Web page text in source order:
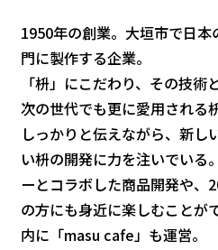
1950年の創業。大垣市で日
門に製作する企業。
「枡」にこだわり、その技
次の世代でも更に愛用される
しっかりと伝えながら、新し
い枡の開発に力を注いでいる
ーとコラボした商品開発や、
の方にも身近に楽しむことが
内に「masu cafe」も運営。